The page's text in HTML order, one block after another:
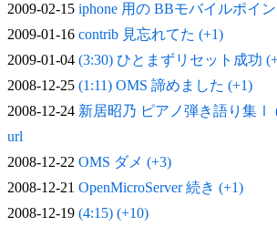
2009-02-15 iphone 用の BBモバイルポイ
2009-01-16 contrib 見忘れてた (+1)
2009-01-04 (3:30) ひとまずリセット成功
2008-12-25 (1:11) OMS 諦めました (+1)
2008-12-24 新居昭乃 ピアノ弾き語り集Ⅰ
url
2008-12-22 OMS ダメ (+3)
2008-12-21 OpenMicroServer 続き (+1)
2008-12-19 (4:15) (+10)